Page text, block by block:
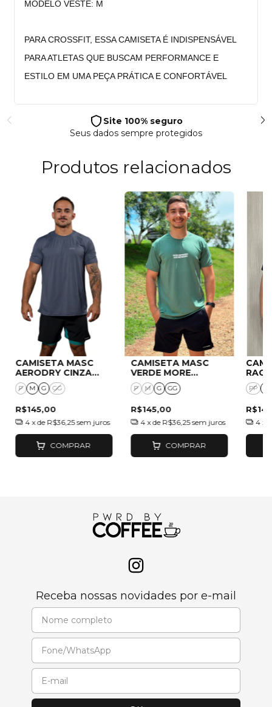
MODELO VESTE: M
PARA CROSSFIT, ESSA CAMISETA É INDISPENSÁVEL
PARA ATLETAS QUE BUSCAM PERFORMANCE E
ESTILO EM UMA PEÇA PRÁTICA E CONFORTÁVEL
Site 100% seguro
Seus dados sempre protegidos
Produtos relacionados
CAMISETA MASC
AERODRY CINZA
CHUMBO
P M G GG
R$145,00
4 x de R$36,25 sem juros
COMPRAR
CAMISETA MASC
VERDE MORE
ESPRESSO
P M G GG
R$145,00
4 x de R$36,25 sem juros
COMPRAR
PP
4 x
Receba nossas novidades por e-mail